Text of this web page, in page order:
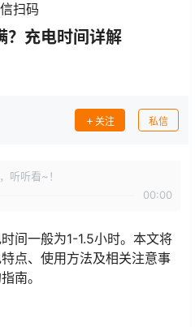
扫码
？充电时间详解
关注 私信
听听看~！
00:00
间一般为1-1.5小时。本文将
点、使用方法及相关注意事
南。